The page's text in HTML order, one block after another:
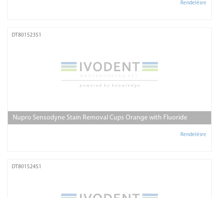
Rendelésre
DT801523S1
Nupro Sensodyne Stain Removal Cups Orange with Fluoride
Rendelésre
DT801524S1